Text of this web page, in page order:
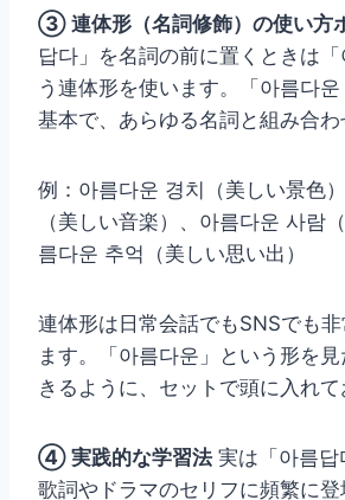
③ 連体形（名詞修飾）の使い方
답다」を名詞の前に置くときは
う連体形を使います。「아름다
基本で、あらゆる名詞と組み合わ
例：아름다운 경치（美しい景色
（美しい音楽）、아름다운 사람
름다운 추억（美しい思い出）
連体形は日常会話でもSNSでも
ます。「아름다운」という形を
きるように、セットで頭に入れて
④ 実践的な学習法 実は「아름
歌詞やドラマのセリフに頻繁に登